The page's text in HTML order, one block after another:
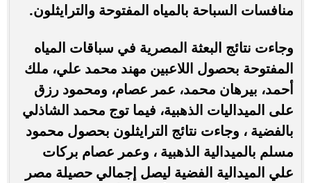
منافسات السباحة بالمياه المفتوحة والترايثلون.
وجاءت نتائج البعثة المصرية في سباقات المياه
المفتوحة بحصول اللاعبين مهند محمد علي، ملك
أحمد، بيرهان محمد، عمر عصام، ومحمود رزق
على الميداليات الذهبية، فيما توج محمد الشاذلي
بالفضية ، وجاءت نتائج الترايثلون بحصول محمود
مسلم بالميدالية الذهبية ، وعمر عصام بركات
علي الميدالية الفضية ليصل إجمالي حصيلة مصر